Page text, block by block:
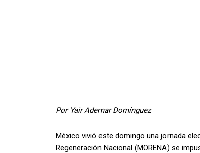
Por Yair Ademar Domínguez
México vivió este domingo una jornada
Regeneración Nacional (MORENA) se